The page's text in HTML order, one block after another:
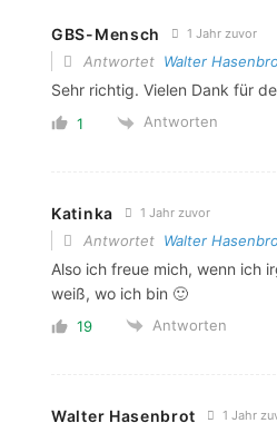
GBS-Mensch 1 Jahr zuvor
Antwortet Walter
Sehr richtig. Vielen Dank für
1 Antworten
Katinka 1 Jahr zuvor
Antwortet Walter
Also ich freue mich, wenn ich
weiß, wo ich bin 🙂
19 Antworten
Walter Hasenbrot 1 Jahr